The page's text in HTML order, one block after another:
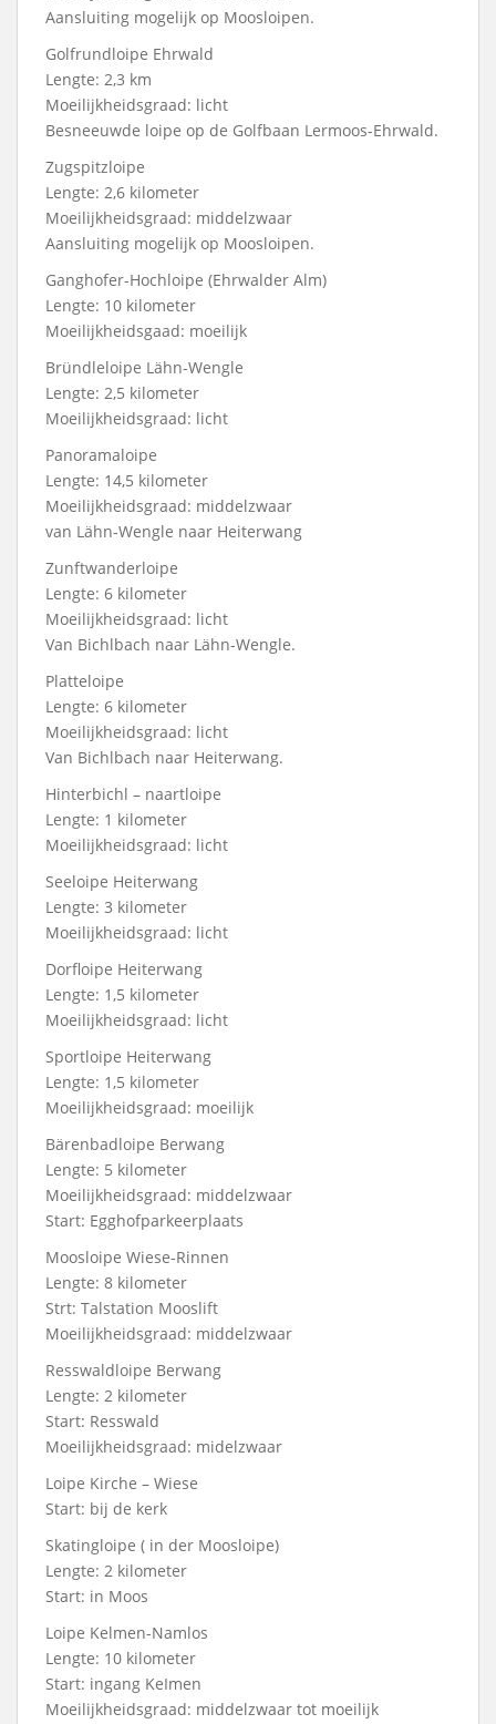
Aansluiting mogelijk op Moosloipen.
Golfrundloipe Ehrwald
Lengte: 2,3 km
Moeilijkheidsgraad: licht
Besneeuwde loipe op de Golfbaan Lermoos-Ehrwald.
Zugspitzloipe
Lengte: 2,6 kilometer
Moeilijkheidsgraad: middelzwaar
Aansluiting mogelijk op Moosloipen.
Ganghofer-Hochloipe (Ehrwalder Alm)
Lengte: 10 kilometer
Moeilijkheidsgaad: moeilijk
Bründleloipe Lähn-Wengle
Lengte: 2,5 kilometer
Moeilijkheidsgraad: licht
Panoramaloipe
Lengte: 14,5 kilometer
Moeilijkheidsgraad: middelzwaar
van Lähn-Wengle naar Heiterwang
Zunftwanderloipe
Lengte: 6 kilometer
Moeilijkheidsgraad: licht
Van Bichlbach naar Lähn-Wengle.
Platteloipe
Lengte: 6 kilometer
Moeilijkheidsgraad: licht
Van Bichlbach naar Heiterwang.
Hinterbichl – naartloipe
Lengte: 1 kilometer
Moeilijkheidsgraad: licht
Seeloipe Heiterwang
Lengte: 3 kilometer
Moeilijkheidsgraad: licht
Dorfloipe Heiterwang
Lengte: 1,5 kilometer
Moeilijkheidsgraad: licht
Sportloipe Heiterwang
Lengte: 1,5 kilometer
Moeilijkheidsgraad: moeilijk
Bärenbadloipe Berwang
Lengte: 5 kilometer
Moeilijkheidsgraad: middelzwaar
Start: Egghofparkeerplaats
Moosloipe Wiese-Rinnen
Lengte: 8 kilometer
Strt: Talstation Mooslift
Moeilijkheidsgraad: middelzwaar
Resswaldloipe Berwang
Lengte: 2 kilometer
Start: Resswald
Moeilijkheidsgraad: midelzwaar
Loipe Kirche – Wiese
Start: bij de kerk
Skatingloipe ( in der Moosloipe)
Lengte: 2 kilometer
Start: in Moos
Loipe Kelmen-Namlos
Lengte: 10 kilometer
Start: ingang KeImen
Moeilijkheidsgraad: middelzwaar tot moeilijk